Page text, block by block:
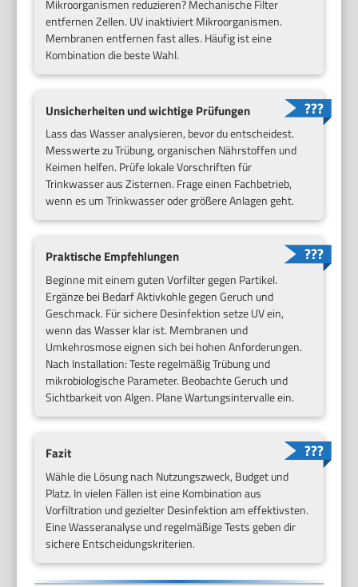
Mikroorganismen reduzieren? Mechanische Filter
entfernen Zellen. UV inaktiviert Mikroorganismen.
Membranen entfernen fast alles. Häufig ist eine
Kombination die beste Wahl.
Unsicherheiten und wichtige Prüfungen
Lass das Wasser analysieren, bevor du entscheidest.
Messwerte zu Trübung, organischen Nährstoffen und
Keimen helfen. Prüfe lokale Vorschriften für
Trinkwasser aus Zisternen. Frage einen Fachbetrieb,
wenn es um Trinkwasser oder größere Anlagen geht.
Praktische Empfehlungen
Beginne mit einem guten Vorfilter gegen Partikel.
Ergänze bei Bedarf Aktivkohle gegen Geruch und
Geschmack. Für sichere Desinfektion setze UV ein,
wenn das Wasser klar ist. Membranen und
Umkehrosmose eignen sich bei hohen Anforderungen.
Nach Installation: Teste regelmäßig Trübung und
mikrobiologische Parameter. Beobachte Geruch und
Sichtbarkeit von Algen. Plane Wartungsintervalle ein.
Fazit
Wähle die Lösung nach Nutzungszweck, Budget und
Platz. In vielen Fällen ist eine Kombination aus
Vorfiltration und gezielter Desinfektion am effektivsten.
Eine Wasseranalyse und regelmäßige Tests geben dir
sichere Entscheidungskriterien.